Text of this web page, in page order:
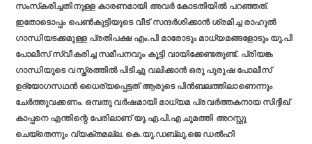
സംസ്‌കരിച്ചതിനുള്ള കാരണമായി അവര്‍ കോടതിയില്‍ പറഞ്ഞത്.
ഇതോടൊപ്പം പെണ്‍കുട്ടിയുടെ വീട് സന്ദര്‍ശിക്കാന്‍ ശ്രമിച്ച രാഹുല്‍
ഗാന്ധിയടക്കമുള്ള പ്രതിപക്ഷ എം.പി മാരോടും മാധ്യമങ്ങളോടും യു.പി
പോലീസ് സ്വീകരിച്ച സമീപനവും കൂട്ടി വായിക്കേണ്ടതുണ്ട്. പ്രിയങ്ക
ഗാന്ധിയുടെ വസ്ത്രത്തില്‍ പിടിച്ചു വലിക്കാന്‍ ഒരു പുരുഷ പോലീസ്
ഉദ്യോഗസഥന്‍ ധൈര്യപ്പെട്ടത് ആരുടെ പിന്‍ബലത്തിലാണെന്നും
ചേര്‍ത്തുവക്കണം. ഒമ്പതു വര്‍ഷമായി മാധ്യമ പ്രവര്‍ത്തകനായ സിദ്ദീഖ്
കാപ്പനെ എന്തിന്റെ പേരിലാണ് യു.എ.പി.എ ചുമത്തി അറസ്റ്റു
ചെയ്‌തെന്നും വ്യക്തമല്ല. കെ.യു.ഡബ്ലു.ജെ ഡല്‍ഹി